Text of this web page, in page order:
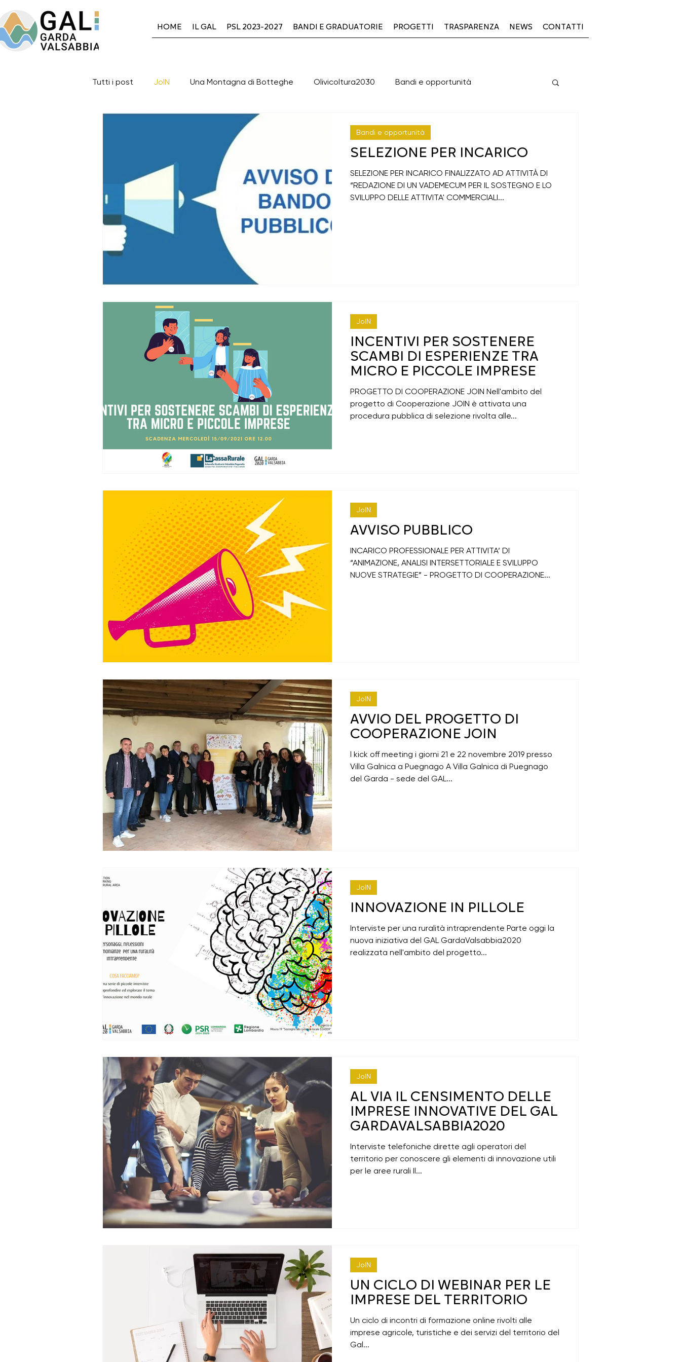
HOME IL GAL PSL 2023-2027 BANDI E GRADUATORIE PROGETTI TRASPARENZA NEWS CONTATTI
Tutti i post JoIN Una Montagna di Botteghe Olivicoltura2030 Bandi e opportunità
Autovalutazione PLUS
Eventi conclusi
I progetti del Gal: 2014-2020 Green & Blue ERASMUS+ - K154 Cooperazione 23-27
Bandi psl 23-27 aperti bandi psl 23-27 chiusi
SELEZIONE PER INCARICO
SELEZIONE PER INCARICO FINALIZZATO AD ATTIVITÀ DI
“REDAZIONE DI UN VADEMECUM PER IL SOSTEGNO E LO
SVILUPPO DELLE ATTIVITA' COMMERCIALI...
Bandi e opportunità
INCENTIVI PER SOSTENERE
SCAMBI DI ESPERIENZE TRA
MICRO E PICCOLE IMPRESE
PROGETTO DI COOPERAZIONE JOIN ​Nell'ambito del
progetto di Cooperazione JOIN è attivata una
procedura pubblica di selezione rivolta alle...
JoIN
AVVISO PUBBLICO
INCARICO PROFESSIONALE PER ATTIVITA’ DI
“ANIMAZIONE, ANALISI INTERSETTORIALE E SVILUPPO
NUOVE STRATEGIE” - PROGETTO DI COOPERAZIONE...
JoIN
AVVIO DEL PROGETTO DI
COOPERAZIONE JOIN
l kick off meeting i giorni 21 e 22 novembre 2019 presso
Villa Galnica a Puegnago A Villa Galnica di Puegnago
del Garda - sede del GAL...
JoIN
INNOVAZIONE IN PILLOLE
Interviste per una ruralità intraprendente Parte oggi la
nuova iniziativa del GAL GardaValsabbia2020
realizzata nell'ambito del progetto...
JoIN
AL VIA IL CENSIMENTO DELLE
IMPRESE INNOVATIVE DEL GAL
GARDAVALSABBIA2020
Interviste telefoniche dirette agli operatori del
territorio per conoscere gli elementi di innovazione utili
per le aree rurali Il...
JoIN
UN CICLO DI WEBINAR PER LE
IMPRESE DEL TERRITORIO
Un ciclo di incontri di formazione online rivolti alle
imprese agricole, turistiche e dei servizi del territorio del
Gal...
JoIN